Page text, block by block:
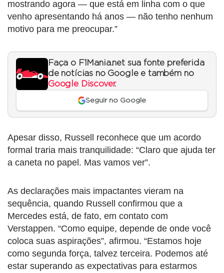
mostrando agora — que está em linha com o que
venho apresentando há anos — não tenho nenhum
motivo para me preocupar.”
Faça o F1Mania.net sua fonte preferida
de notícias no Google e também no
Google Discover.
Seguir no Google
Apesar disso, Russell reconhece que um acordo
formal traria mais tranquilidade: “Claro que ajuda ter
a caneta no papel. Mas vamos ver”.
As declarações mais impactantes vieram na
sequência, quando Russell confirmou que a
Mercedes está, de fato, em contato com
Verstappen. “Como equipe, depende de onde você
coloca suas aspirações”, afirmou. “Estamos hoje
como segunda força, talvez terceira. Podemos até
estar superando as expectativas para estarmos